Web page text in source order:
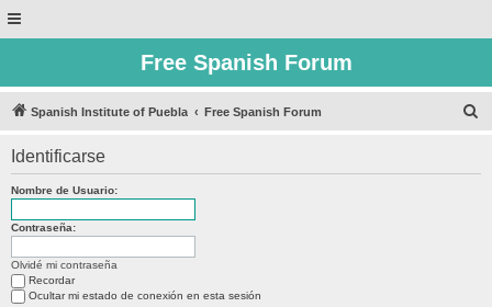
Free Spanish Forum
Spanish Institute of Puebla Free Spanish Forum
Identificarse
Nombre de Usuario:
Contraseña:
Olvidé mi contraseña
Recordar
Ocultar mi estado de conexión en esta sesión